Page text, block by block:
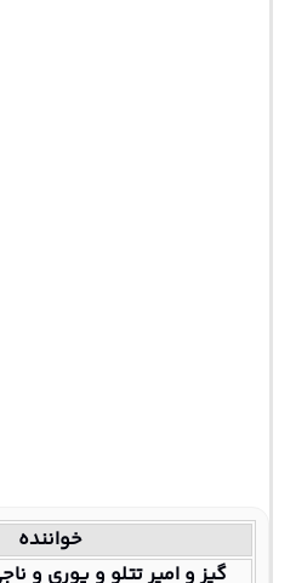
خواننده
گیز و امیر تتلو و پوری و